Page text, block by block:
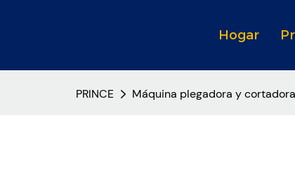
Hogar
PRINCE Máquina plegadora y